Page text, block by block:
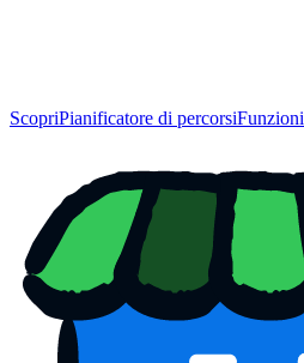
ScopriPianificatore di percorsi